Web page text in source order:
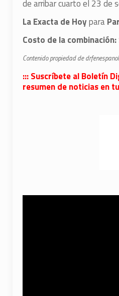
de arribar cuarto el 23 de
La Exacta de Hoypara
Costo de la
Contenido propiedad de
::: Suscríbete al Boletín
resumen de noticias en